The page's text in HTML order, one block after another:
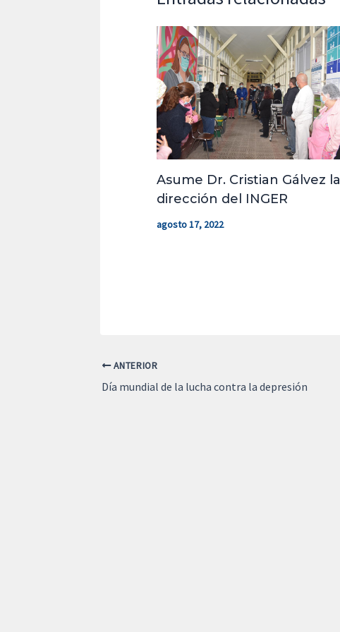
Asume Dr. Cristian Gálvez la
dirección del INGER
agosto 17, 2022
ANTERIOR
Día mundial de la lucha contra la depresión